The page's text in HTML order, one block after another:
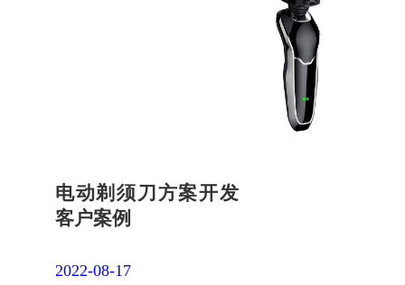
电动剃须刀方案开发
客户案例
2022-08-17